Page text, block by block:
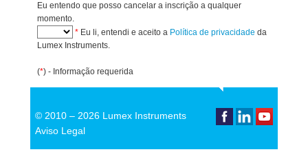
Eu entendo que posso cancelar a inscrição a qualquer
momento.
* Eu li, entendi e aceito a Política de privacidade da
Lumex Instruments.
(*) - Informação requerida
© 2010 – 2026 Lumex Instruments
Aviso Legal